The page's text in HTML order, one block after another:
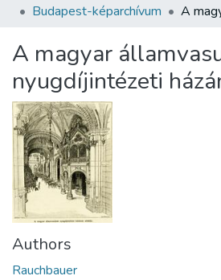
Statistics
About us
Budapest-képarchívum
A magyar
nyugdíjintézeti
Authors
Rauchbauer